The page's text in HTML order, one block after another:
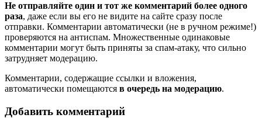
Не отправляйте один и тот же комментарий более одного
раза, даже если вы его не видите на сайте сразу после
отправки. Комментарии автоматически (не в ручном режиме!)
проверяются на антиспам. Множественные одинаковые
комментарии могут быть приняты за спам-атаку, что сильно
затрудняет модерацию.
Комментарии, содержащие ссылки и вложения,
автоматически помещаются в очередь на модерацию.
Добавить комментарий